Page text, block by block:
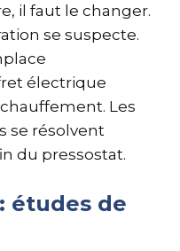
il faut le changer.
se suspecte.
électrique
Les
se résolvent
du pressostat.
études de